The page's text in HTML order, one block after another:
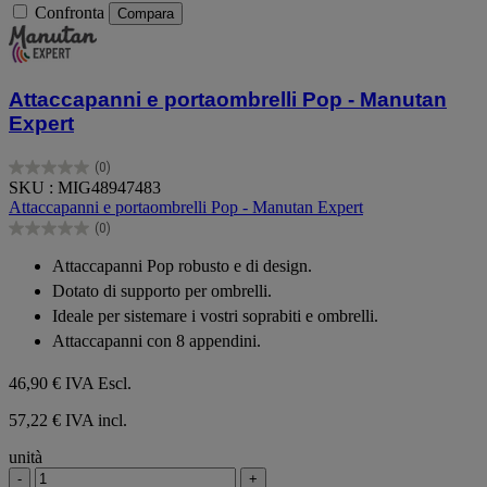
Confronta Compara
Attaccapanni e portaombrelli Pop - Manutan
Expert
(0)
0.0
su
5
stelle.
SKU : MIG48947483
Attaccapanni e portaombrelli Pop - Manutan Expert
(0)
0.0
stelle.
Attaccapanni Pop robusto e di design.
Dotato di supporto per ombrelli.
Ideale per sistemare i vostri soprabiti e ombrelli.
Attaccapanni con 8 appendini.
46,90 € IVA Escl.
57,22 € IVA incl.
unità
- +